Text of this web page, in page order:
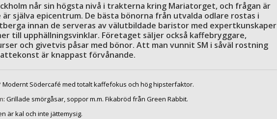
når sin högsta nivå i trakterna kring Mariatorget, och frågan är
själva epicentrum. De bästa bönorna från utvalda odlare rostas i
innan de serveras av välutbildade baristor med expertkunskaper
till upphällningsvinklar. Företaget säljer också kaffebryggare,
och givetvis påsar med bönor. Att man vunnit SM i såväl rostning
är knappast förvånande.
Modernt Södercafé med totalt kaffefokus och hög hipsterfaktor.
: Grillade smörgåsar, soppor m.m. Fikabröd från Green Rabbit.
är kal och inte jättemysig.